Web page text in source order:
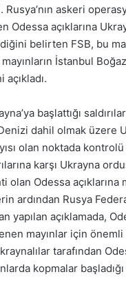
Rusya’nın askeri
Odessa açıklarına
belirten FSB, bu
İstanbul
başlattığı
dahil olmak üzere
olan noktada
karşı Ukrayna
olan Odessa açıklarına
ardından Rusya
yapılan açıklamada,
mayınlar için
tarafından
kopmalar